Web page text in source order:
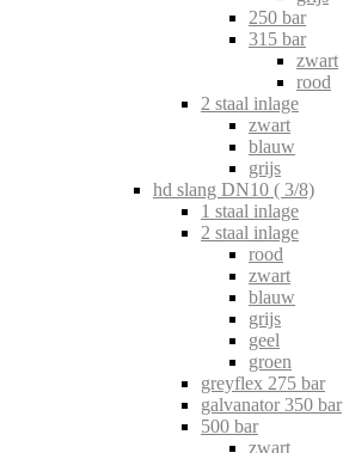
250 bar
315 bar
zwart
rood
2 staal inlage
zwart
blauw
grijs
hd slang DN10 ( 3/8)
1 staal inlage
2 staal inlage
rood
zwart
blauw
grijs
geel
groen
greyflex 275 bar
galvanator 350 bar
500 bar
zwart